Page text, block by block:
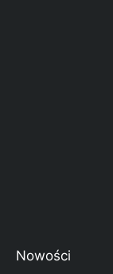
Nowości